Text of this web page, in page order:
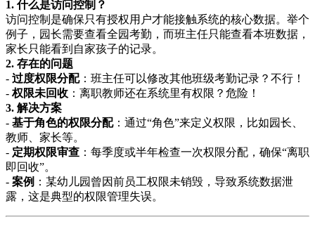
1. 什么是访问控制？
访问控制是确保只有授权用户才能接触系统的核心数据。举个
例子，园长需要查看全园考勤，而班主任只能查看本班数据，
家长只能看到自家孩子的记录。
2. 存在的问题
- 过度权限分配：班主任可以修改其他班级考勤记录？不行！
-权限未回收 ：离职教师还在系统里有权限？危险！
3. 解决方案
- 基于角色的权限分配：通过“角色”来定义权限，比如园长、
教师、家长等。
- 定期权限审查 ：每季度或半年检查一次权限分配，确保“离职
即回收”。
- 案例 ：某幼儿园曾因前员工权限未销毁，导致系统数据泄
露，这是典型的权限管理失误。